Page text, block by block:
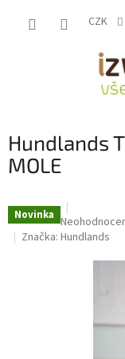
CZK
Hundlands
MOLE
Novinka Průměrné
hodnocení
hvězdiček.
Značka: Hundlands